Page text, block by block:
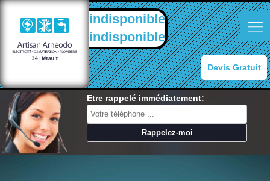
indisponible
indisponible
Devis Gratuit
Etre rappelé immédiatement: